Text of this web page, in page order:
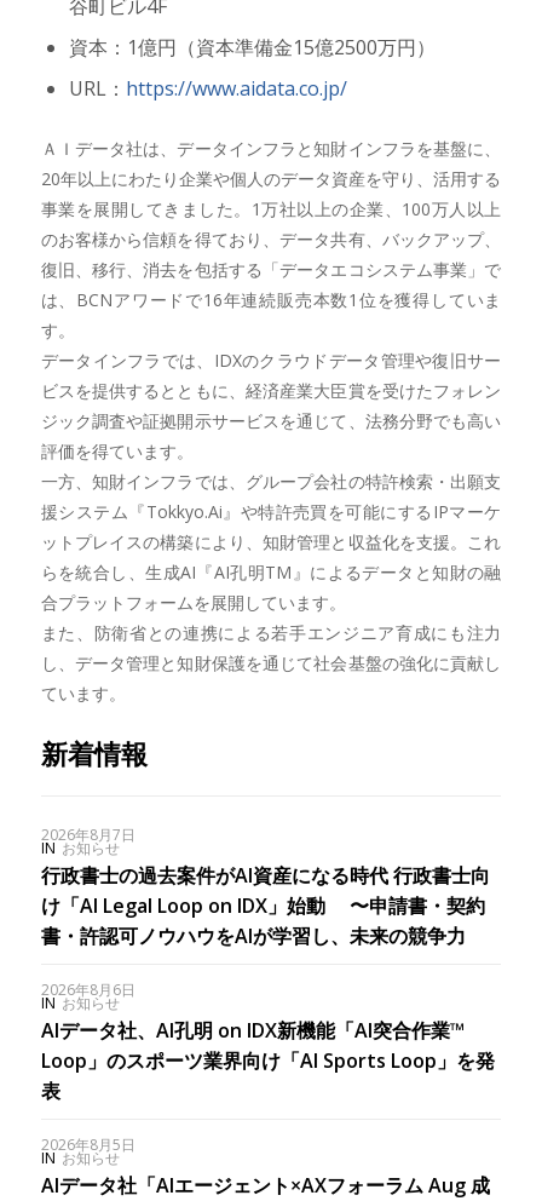
谷町ビル4F
資本：1億円（資本準備金15億2500万円）
URL： https://www.aidata.co.jp/
ＡＩデータ社は、データインフラと知財インフラを基盤に、
20年以上にわたり企業や個人のデータ資産を守り、活用する
事業を展開してきました。1万社以上の企業、100万人以上
のお客様から信頼を得ており、データ共有、バックアップ、
復旧、移行、消去を包括する「データエコシステム事業」で
は、BCNアワードで16年連続販売本数1位を獲得していま
す。
データインフラでは、IDXのクラウドデータ管理や復旧サー
ビスを提供するとともに、経済産業大臣賞を受けたフォレン
ジック調査や証拠開示サービスを通じて、法務分野でも高い
評価を得ています。
一方、知財インフラでは、グループ会社の特許検索・出願支
援システム『Tokkyo.Ai』や特許売買を可能にするIPマーケ
ットプレイスの構築により、知財管理と収益化を支援。これ
らを統合し、生成AI『AI孔明TM』によるデータと知財の融
合プラットフォームを展開しています。
また、防衛省との連携による若手エンジニア育成にも注力
し、データ管理と知財保護を通じて社会基盤の強化に貢献し
ています。
新着情報
2026年8月7日
IN お知らせ
行政書士の過去案件がAI資産になる時代 行政書士向
け「AI Legal Loop on IDX」始動 〜申請書・契約
書・許認可ノウハウをAIが学習し、未来の競争力
2026年8月6日
IN お知らせ
AIデータ社、AI孔明 on IDX新機能「AI突合作業™︎
Loop」のスポーツ業界向け「AI Sports Loop」を発
表
2026年8月5日
IN お知らせ
AIデータ社「AIエージェント×AXフォーラム Aug 成